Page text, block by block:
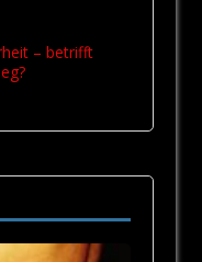
– betrifft